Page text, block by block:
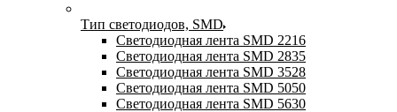
Тип светодиодов, SMD
Cветодиодная лента SMD 2216
Светодиодная лента SMD 2835
Светодиодная лента SMD 3528
Светодиодная лента SMD 5050
Светодиодная лента SMD 5630